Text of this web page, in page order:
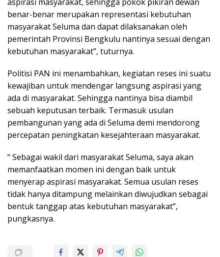
benar-benar merupakan representasi kebutuhan
masyarakat Seluma dan dapat dilaksanakan oleh
pemerintah Provinsi Bengkulu nantinya sesuai dengan
kebutuhan masyarakat”, tuturnya.
Politisi PAN ini menambahkan, kegiatan reses ini suatu
kewajiban untuk mendengar langsung aspirasi yang
ada di masyarakat. Sehingga nantinya bisa diambil
sebuah keputusan terbaik. Termasuk usulan
pembangunan yang ada di Seluma demi mendorong
percepatan peningkatan kesejahteraan masyarakat.
“ Sebagai wakil dari masyarakat Seluma, saya akan
memanfaatkan momen ini dengan baik untuk
menyerap aspirasi masyarakat. Semua usulan reses
tidak hanya ditampung melainkan diwujudkan sebagai
bentuk tanggap atas kebutuhan masyarakat”,
pungkasnya.